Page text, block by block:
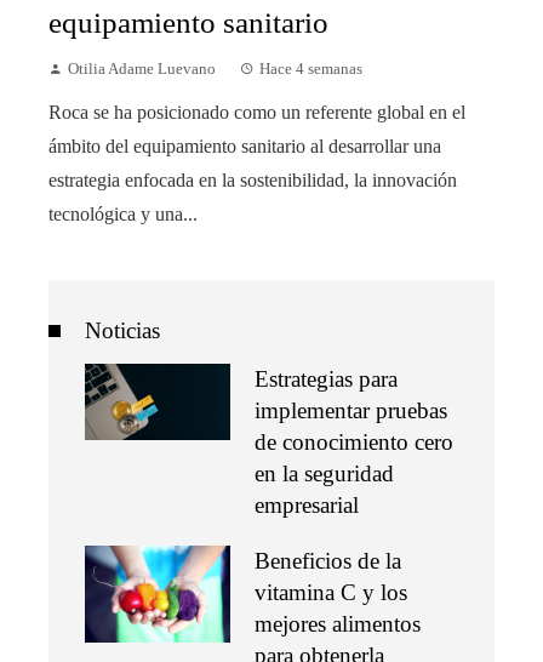
equipamiento sanitario
Otilia Adame Luevano Hace 4 semanas
Roca se ha posicionado como un referente global en el
ámbito del equipamiento sanitario al desarrollar una
estrategia enfocada en la sostenibilidad, la innovación
tecnológica y una...
Noticias
Estrategias para
implementar pruebas
de conocimiento cero
en la seguridad
empresarial
Beneficios de la
vitamina C y los
mejores alimentos
para obtenerla